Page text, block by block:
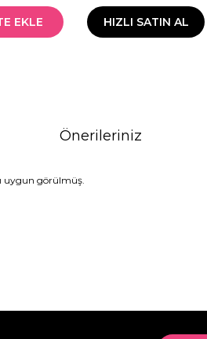
EKLE HIZLI SATIN AL
Önerileriniz
uygun görülmüş.